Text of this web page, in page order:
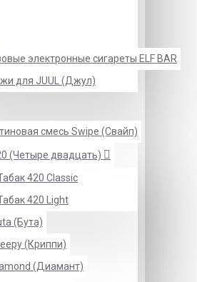
электронные сигареты ELF BAR
для JUUL (Джул)
смесь Swipe (Свайп)
(Четыре двадцать)
420 Classic
420 Light
(Бута)
(Криппи)
(Диамант)